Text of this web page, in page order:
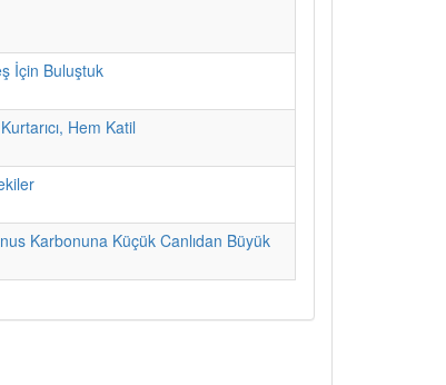
İçin Buluştuk
Hem Katil
Karbonuna Küçük Canlıdan Büyük